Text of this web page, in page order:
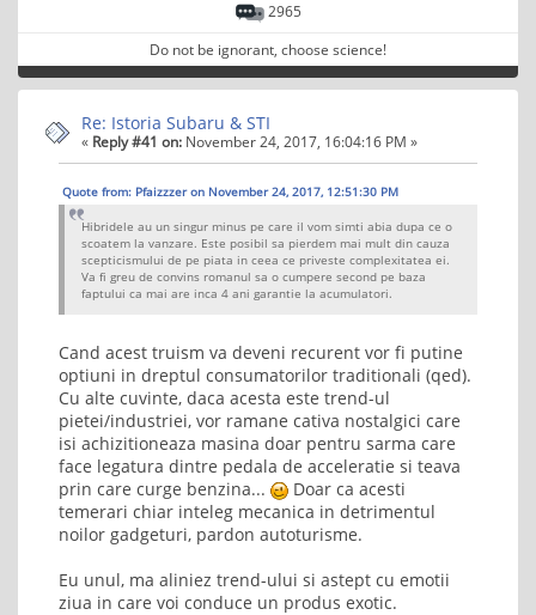
2965
Do not be ignorant, choose science!
Re: Istoria Subaru & STI
« Reply #41 on: November 24, 2017, 16:04:16 PM »
Quote from: Pfaizzzer on November 24, 2017, 12:51:30 PM
Hibridele au un singur minus pe care il vom simti abia dupa ce o
scoatem la vanzare. Este posibil sa pierdem mai mult din cauza
scepticismului de pe piata in ceea ce priveste complexitatea ei.
Va fi greu de convins romanul sa o cumpere second pe baza
faptului ca mai are inca 4 ani garantie la acumulatori.
Cand acest truism va deveni recurent vor fi putine
optiuni in dreptul consumatorilor traditionali (qed).
Cu alte cuvinte, daca acesta este trend-ul
pietei/industriei, vor ramane cativa nostalgici care
isi achizitioneaza masina doar pentru sarma care
face legatura dintre pedala de acceleratie si teava
prin care curge benzina...
Doar ca acesti
temerari chiar inteleg mecanica in detrimentul
noilor gadgeturi, pardon autoturisme.
Eu unul, ma aliniez trend-ului si astept cu emotii
ziua in care voi conduce un produs exotic.